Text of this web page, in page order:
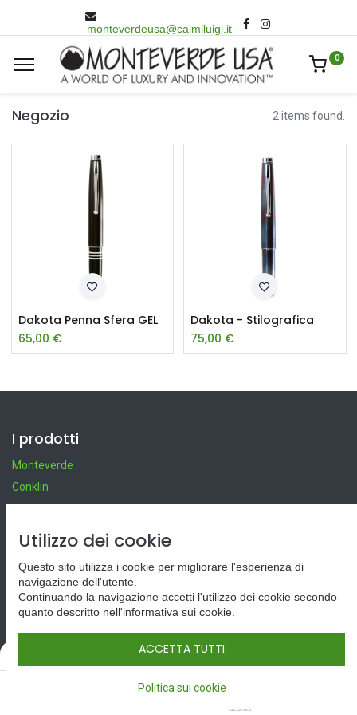
desideri
monteverdeusa@caimiluigi.it
0
Negozio 2 items found.
Dakota Penna Sfera GEL
65,00 €
Dakota - Stilografica
75,00 €
I prodotti
Monteverde
Conklin
Refill
Servizi
Chi siamo
Reso merce e diritto di recesso
Spedizione e costi
Utilizzo dei cookie
Questo sito utilizza i cookie per migliorare l'esperienza di
navigazione dell'utente.
Continuando la navigazione accetti l'utilizzo dei cookie secondo
quanto descritto nell'informativa sui cookie.
ACCETTA TUTTI
Politica sui cookie